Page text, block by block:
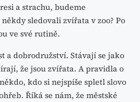
a strachu, budeme
sledovali zvířata v zoo? Po
ve své rutině.
a dobrodružství. Stávají se jako
že jsou zvířata. A pravidla o
kdo si nejspíše spletl slovo
Říká se nám, že městské